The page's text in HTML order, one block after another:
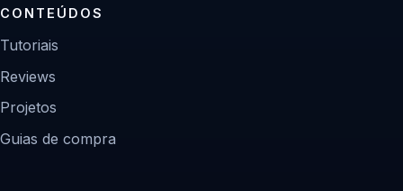
CONTEÚDOS
Tutoriais
Reviews
Projetos
Guias de compra